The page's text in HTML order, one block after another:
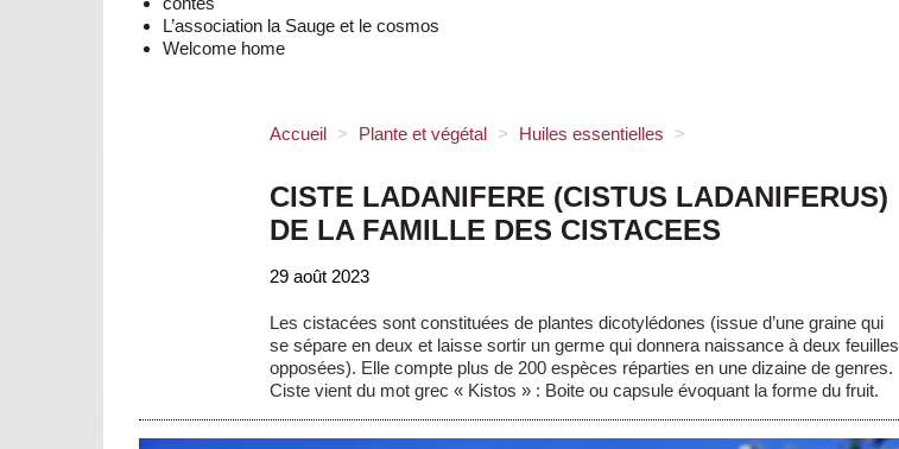
L’association la Sauge et le cosmos
Welcome home
Accueil > Plante et végétal > Huiles essentielles >
CISTE LADANIFERE (CISTUS LADANIFERUS)
DE LA FAMILLE DES CISTACEES
29 août 2023
Les cistacées sont constituées de plantes dicotylédones (issue d’une graine qui
se sépare en deux et laisse sortir un germe qui donnera naissance à deux feuilles
opposées). Elle compte plus de 200 espèces réparties en une dizaine de genres.
Ciste vient du mot grec « Kistos » : Boite ou capsule évoquant la forme du fruit.